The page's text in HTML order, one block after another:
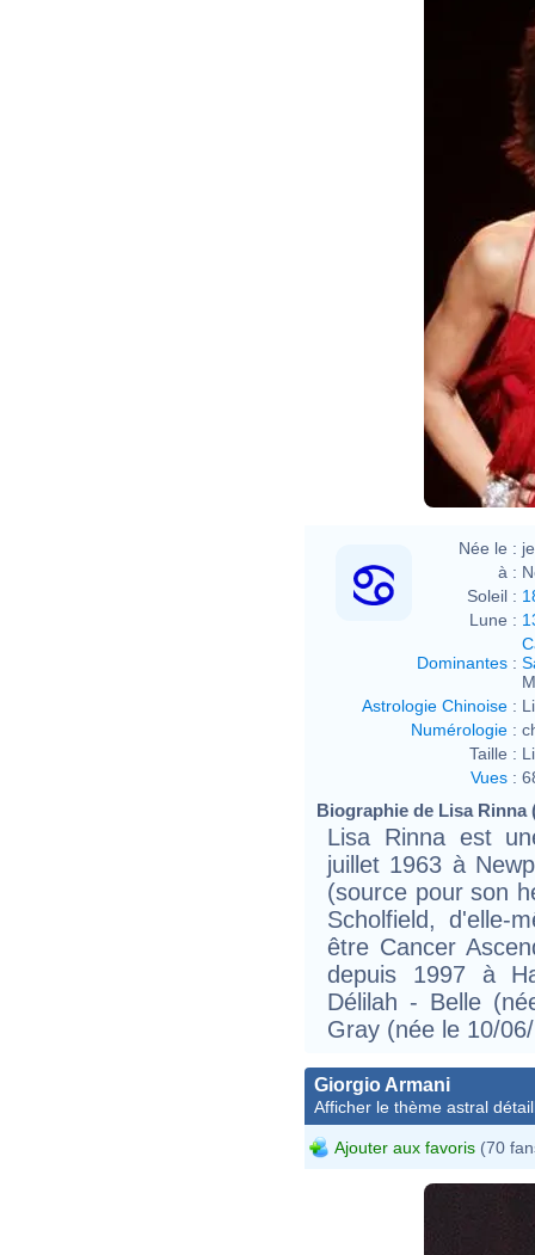
Née le :
à :
Soleil :
Lune :
Dominantes :
Astrologie Chinoise :
Numérologie :
Taille :
Vues :
Biographie de Lisa Rinna
Lisa Rinna est
juillet 1963 à
(source pour son
Scholfield, d'elle-
être Cancer
depuis 1997 à
Délilah - Belle
Gray (née le 10/
Giorgio Armani
Afficher le thème astral
Ajouter aux favoris (70